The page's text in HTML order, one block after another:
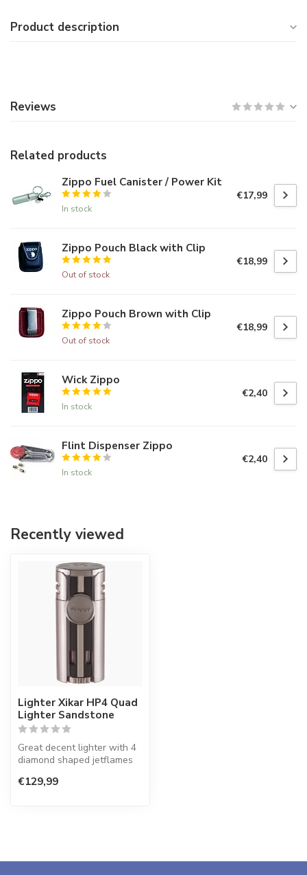
Product description
Reviews
Related products
Zippo Fuel Canister / Power Kit
In stock
€17,99
Zippo Pouch Black with Clip
Out of stock
€18,99
Zippo Pouch Brown with Clip
Out of stock
€18,99
Wick Zippo
In stock
€2,40
Flint Dispenser Zippo
In stock
€2,40
Recently viewed
Lighter Xikar HP4 Quad
Lighter Sandstone
Great decent lighter with 4
diamond shaped jetflames
€129,99